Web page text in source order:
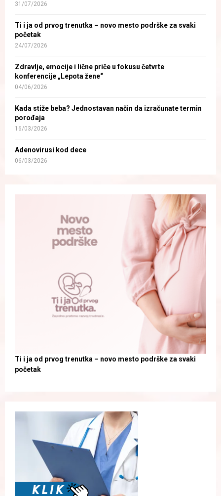
31/07/2026
Ti i ja od prvog trenutka – novo mesto podrške za svaki
početak
24/07/2026
Zdravlje, emocije i lične priče u fokusu četvrte
konferencije „Lepota žene“
04/06/2026
Kada stiže beba? Jednostavan način da izračunate termin
porođaja
16/03/2026
Adenovirusi kod dece
06/03/2026
Ti i ja od prvog trenutka – novo mesto podrške za svaki
početak